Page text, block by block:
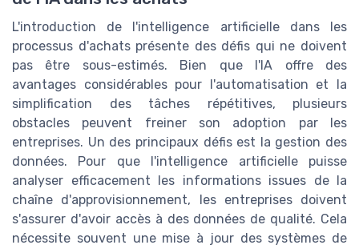
L'introduction de l'intelligence artificielle dans les
processus d'achats présente des défis qui ne doivent
pas être sous-estimés. Bien que l'IA offre des
avantages considérables pour l'automatisation et la
simplification des tâches répétitives, plusieurs
obstacles peuvent freiner son adoption par les
entreprises. Un des principaux défis est la gestion des
données. Pour que l'intelligence artificielle puisse
analyser efficacement les informations issues de la
chaîne d'approvisionnement, les entreprises doivent
s'assurer d'avoir accès à des données de qualité. Cela
nécessite souvent une mise à jour des systèmes de